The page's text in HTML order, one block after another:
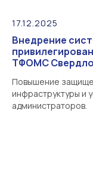
17.12.2025
Внедрение
ТФОМС
Повышение
инфраструктуры и
администраторов.